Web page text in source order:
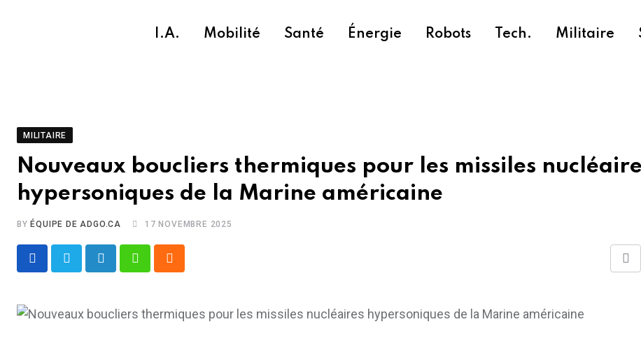
I.A. Mobilité Santé Énergie Robots Tech. Militaire
MILITAIRE
Nouveaux boucliers thermiques pour les missiles
hypersoniques de la Marine américaine
BY ÉQUIPE DE ADGO.CA 17 NOVEMBRE 2025
LinkedInWhatsapp
Cloud